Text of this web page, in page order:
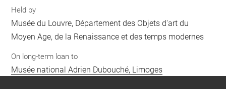
Held by
Musée du Louvre, Département des Objets d'art du
Moyen Age, de la Renaissance et des temps modernes
On long-term loan to
Musée national Adrien Dubouché, Limoges